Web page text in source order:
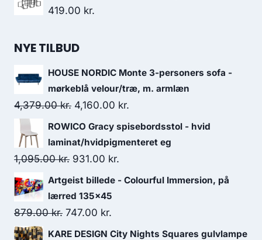
419.00 kr.
NYE TILBUD
HOUSE NORDIC Monte 3-personers sofa -
mørkeblå velour/træ, m. armlæn
4,379.00kr. 4,160.00 kr.
ROWICO Gracy spisebordsstol - hvid
laminat/hvidpigmenteret eg
1,095.00kr. 931.00 kr.
Artgeist billede - Colourful Immersion, på
lærred 135x45
879.00kr. 747.00 kr.
KARE DESIGN City Nights Squares gulvlampe